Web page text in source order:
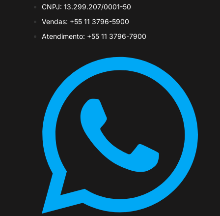
CNPJ: 13.299.207/0001-50
Vendas: +55 11 3796-5900
Atendimento: +55 11 3796-7900